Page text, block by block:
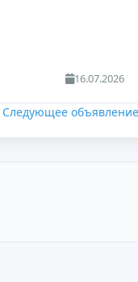
16.07.2026
Следующее объявление